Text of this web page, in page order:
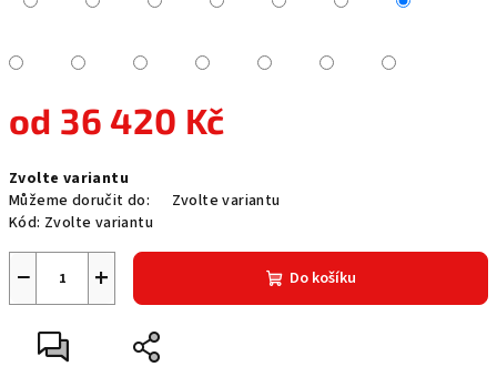
od 36 420 Kč
cena:
Zvolte variantu
Můžeme doručit do:
Zvolte variantu
Kód: Zvolte variantu
+
− Do košíku